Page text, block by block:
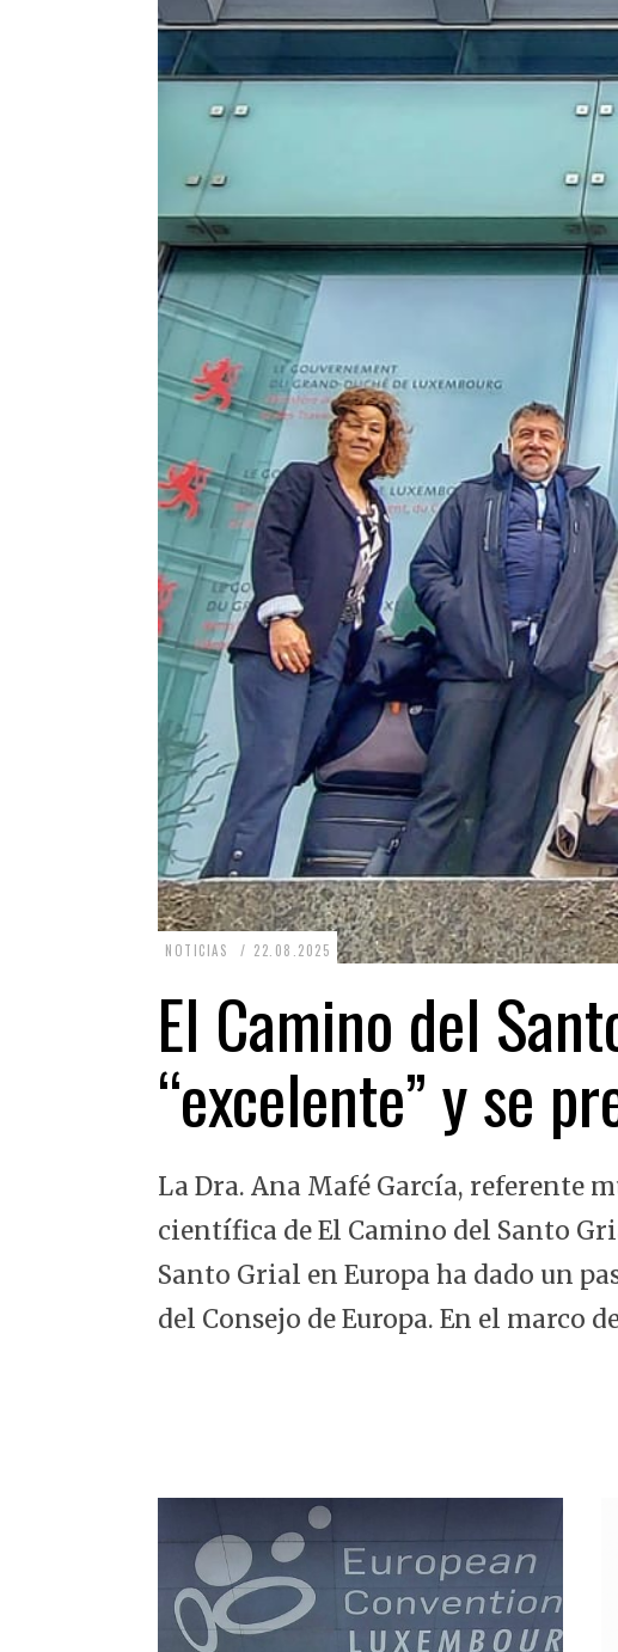
NOTICIAS 22.08.2025 2
.
0
0
2
El Camino del
“excelente” y se
La Dra. Ana Mafé García, referente
científica de El Camino del Santo
Santo Grial en Europa ha dado un
del Consejo de Europa. En el marco